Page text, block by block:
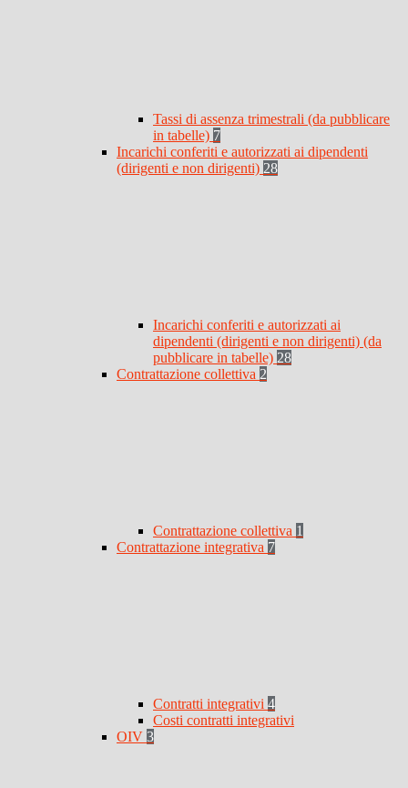
Tassi di assenza trimestrali (da pubblicare
in tabelle) 7
Incarichi conferiti e autorizzati ai dipendenti
(dirigenti e non dirigenti) 28
Incarichi conferiti e autorizzati ai
dipendenti (dirigenti e non dirigenti) (da
pubblicare in tabelle) 28
Contrattazione collettiva 2
Contrattazione collettiva 1
Contrattazione integrativa 7
Contratti integrativi 4
Costi contratti integrativi
OIV 3